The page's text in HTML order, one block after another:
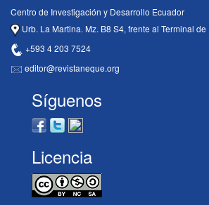
Centro de Investigación y Desarrollo Ecuador
Urb. La Martina. Mz. B8 S4, frente al Terminal
+593 4 203 7524
editor@revistaneque.org
Síguenos
Licencia